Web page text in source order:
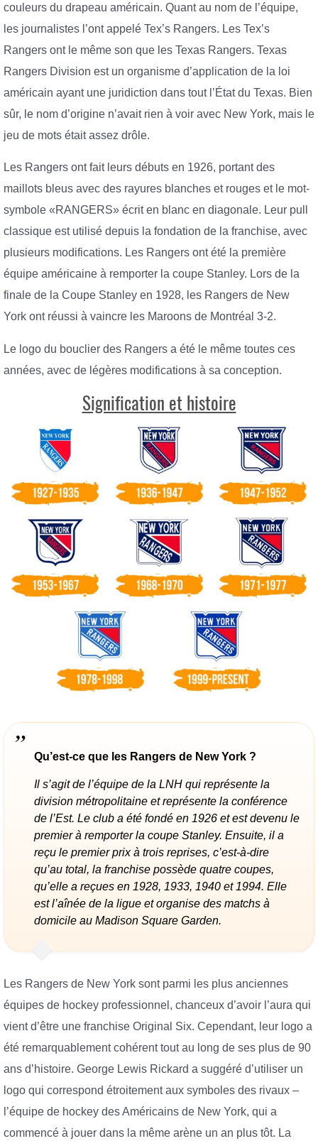
couleurs du drapeau américain. Quant au nom de l’équipe,
les journalistes l’ont appelé Tex’s Rangers. Les Tex’s
Rangers ont le même son que les Texas Rangers. Texas
Rangers Division est un organisme d’application de la loi
américain ayant une juridiction dans tout l’État du Texas. Bien
sûr, le nom d’origine n’avait rien à voir avec New York, mais le
jeu de mots était assez drôle.
Les Rangers ont fait leurs débuts en 1926, portant des
maillots bleus avec des rayures blanches et rouges et le mot-
symbole «RANGERS» écrit en blanc en diagonale. Leur pull
classique est utilisé depuis la fondation de la franchise, avec
plusieurs modifications. Les Rangers ont été la première
équipe américaine à remporter la coupe Stanley. Lors de la
finale de la Coupe Stanley en 1928, les Rangers de New
York ont ​​réussi à vaincre les Maroons de Montréal 3-2.
Le logo du bouclier des Rangers a été le même toutes ces
années, avec de légères modifications à sa conception.
Signification et histoire
Qu’est-ce que les Rangers de New York ?
Il s’agit de l’équipe de la LNH qui représente la
division métropolitaine et représente la conférence
de l’Est. Le club a été fondé en 1926 et est devenu le
premier à remporter la coupe Stanley. Ensuite, il a
reçu le premier prix à trois reprises, c’est-à-dire
qu’au total, la franchise possède quatre coupes,
qu’elle a reçues en 1928, 1933, 1940 et 1994. Elle
est l’aînée de la ligue et organise des matchs à
domicile au Madison Square Garden.
Les Rangers de New York sont parmi les plus anciennes
équipes de hockey professionnel, chanceux d’avoir l’aura qui
vient d’être une franchise Original Six. Cependant, leur logo a
été remarquablement cohérent tout au long de ses plus de 90
ans d’histoire. George Lewis Rickard a suggéré d’utiliser un
logo qui correspond étroitement aux symboles des rivaux –
l’équipe de hockey des Américains de New York, qui a
commencé à jouer dans la même arène un an plus tôt. La